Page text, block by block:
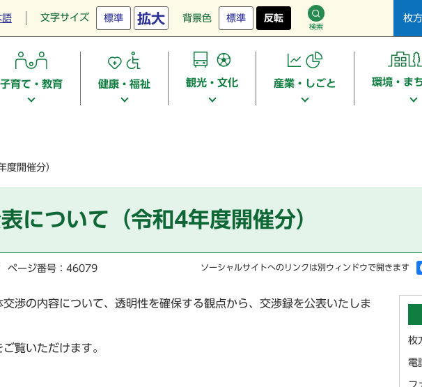
語 文字サイズ 標準 拡大 背景色 標準 反転
検索
枚
子育て・教育 健康・福祉 観光・文化 産業・しごと 環境・ま
度開催分）
について（令和4年度開催分）
ページ番号：46079 ソーシャルサイトへのリンクは別ウィンドウで開きます
渉の内容について、透明性を確保する観点から、交渉録を公表いたしま
覧いただけます。
枚
電
フ